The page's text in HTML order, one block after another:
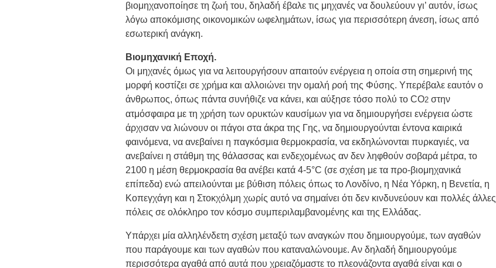
βιομηχανοποίησε τη ζωή του, δηλαδή έβαλε τις μηχανές να δουλεύουν γι’ αυτόν, ίσως
λόγω αποκόμισης οικονομικών ωφελημάτων, ίσως για περισσότερη άνεση, ίσως από
εσωτερική ανάγκη.
Βιομηχανική Εποχή.
Οι μηχανές όμως για να λειτουργήσουν απαιτούν ενέργεια η οποία στη σημερινή της
μορφή κοστίζει σε χρήμα και αλλοιώνει την ομαλή ροή της Φύσης. Υπερέβαλε εαυτόν ο
άνθρωπος, όπως πάντα συνήθιζε να κάνει, και αύξησε τόσο πολύ το CO2στην
ατμόσφαιρα με τη χρήση των ορυκτών καυσίμων για να δημιουργήσει ενέργεια ώστε
άρχισαν να λιώνουν οι πάγοι στα άκρα της Γης, να δημιουργούνται έντονα καιρικά
φαινόμενα, να ανεβαίνει η παγκόσμια θερμοκρασία, να εκδηλώνονται πυρκαγιές, να
ανεβαίνει η στάθμη της θάλασσας και ενδεχομένως αν δεν ληφθούν σοβαρά μέτρα, το
2100 η μέση θερμοκρασία θα ανέβει κατά 4-5°C (σε σχέση με τα προ-βιομηχανικά
επίπεδα) ενώ απειλούνται με βύθιση πόλεις όπως το Λονδίνο, η Νέα Υόρκη, η Βενετία, η
Κοπεγχάγη και η Στοκχόλμη χωρίς αυτό να σημαίνει ότι δεν κινδυνεύουν και πολλές άλλες
πόλεις σε ολόκληρο τον κόσμο συμπεριλαμβανομένης και της Ελλάδας.
Υπάρχει μία αλληλένδετη σχέση μεταξύ των αναγκών που δημιουργούμε, των αγαθών
που παράγουμε και των αγαθών που καταναλώνουμε. Αν δηλαδή δημιουργούμε
περισσότερα αγαθά από αυτά που χρειαζόμαστε το πλεονάζοντα αγαθά είναι και ο